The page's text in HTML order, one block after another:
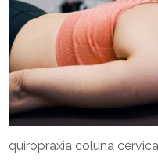
quiropraxia coluna